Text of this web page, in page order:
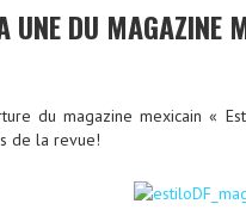
UNE DU MAGAZINE
du magazine mexicain «
de la revue!